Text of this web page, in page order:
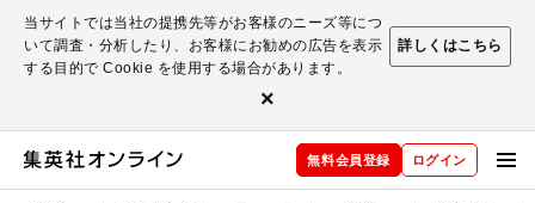
当サイトでは当社の提携先等がお客様のニーズ等につ
いて調査・分析したり、お客様にお勧めの広告を表示
する目的で Cookie を使用する場合があります。
詳しくはこちら
×
無料会員登録 ログイン